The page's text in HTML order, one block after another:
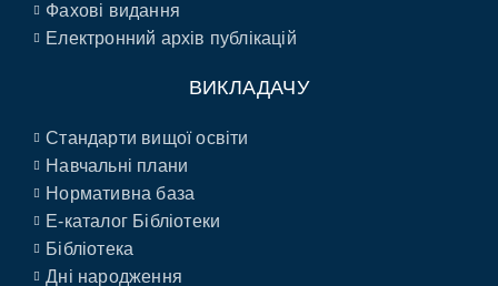
Фахові видання
Електронний архів публікацій
ВИКЛАДАЧУ
Стандарти вищої освіти
Навчальні плани
Нормативна база
E-каталог Бібліотеки
Бібліотека
Дні народження